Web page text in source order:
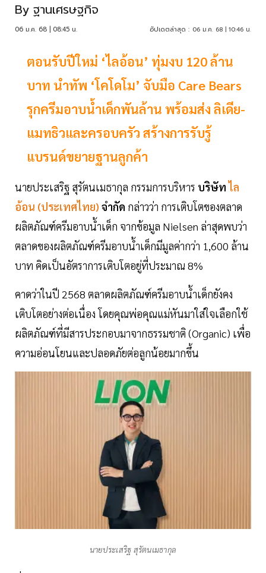
By ฐานเศรษฐกิจ
06 ม.ค. 68 | 08:45 น. อัปเดตล่าสุด : 06 ม.ค. 68 | 10:46 น.
ตอนรับปีใหม่ ‘ไลอ้อน’ ทุ่มงบ 120 ล้าน
บาท นำทัพ ‘โคโดโม’ จับมือ Care Bears
รุกครีมอาบน้ำเด็กพันล้าน พร้อมส่ง ลิเดีย-
แมทธิวและครอบครัว สร้างการรับรู้
แบรนด์ขยายฐานลูกค้า
นายประเสริฐ สุรัตนเมธากุล กรรมการบริหาร บริษัทไล
อ้อน (ประเทศไทย) จำกัด กล่าวว่า การเติบโตของตลาด
ผลิตภัณฑ์ครีมอาบน้ำเด็ก จากข้อมูล Nielsen ล่าสุดพบว่า
ตลาดของผลิตภัณฑ์ครีมอาบน้ำเด็กมีมูลค่ากว่า 1,600 ล้าน
บาท คิดเป็นอัตราการเติบโตอยู่ที่ประมาณ 8%
คาดว่าในปี 2568 ตลาดผลิตภัณฑ์ครีมอาบน้ำเด็กยังคง
เติบโตอย่างต่อเนื่อง โดยคุณพ่อคุณแม่หันมาใส่ใจเลือกใช้
ผลิตภัณฑ์ที่มีสารประกอบมาจากธรรมชาติ (Organic) เพื่อ
ความอ่อนโยนและปลอดภัยต่อลูกน้อยมากขึ้น
นายประเสริฐ สุรัตนเมธากุล